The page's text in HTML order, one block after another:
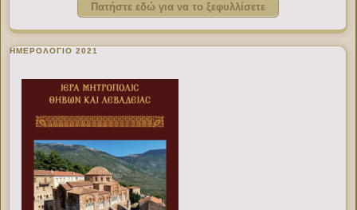
Πατήστε εδώ για να το ξεφυλλίσετε
ΗΜΕΡΟΛΟΓΙΟ 2021